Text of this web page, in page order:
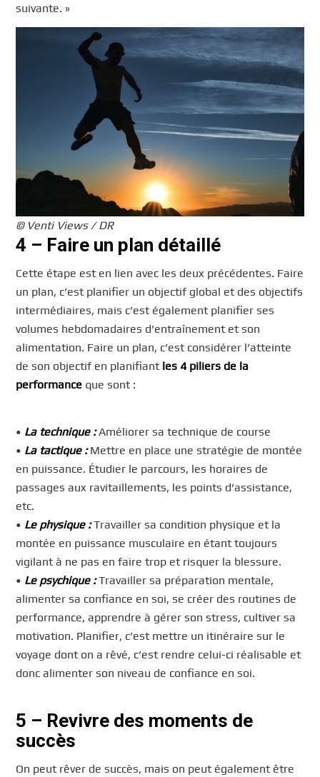
suivante. »
© Venti Views / DR
4 – Faire un plan détaillé
Cette étape est en lien avec les deux précédentes. Faire
un plan, c’est planifier un objectif global et des objectifs
intermédiaires, mais c’est également planifier ses
volumes hebdomadaires d’entraînement et son
alimentation. Faire un plan, c’est considérer l’atteinte
de son objectif en planifiant les 4 piliers de la
performance que sont :
• La technique :Améliorer sa technique de course
• La tactique :Mettre en place une stratégie de montée
en puissance. Étudier le parcours, les horaires de
passages aux ravitaillements, les points d’assistance,
etc.
• Le physique :Travailler sa condition physique et la
montée en puissance musculaire en étant toujours
vigilant à ne pas en faire trop et risquer la blessure.
• Le psychique :Travailler sa préparation mentale,
alimenter sa confiance en soi, se créer des routines de
performance, apprendre à gérer son stress, cultiver sa
motivation. Planifier, c’est mettre un itinéraire sur le
voyage dont on a rêvé, c’est rendre celui-ci réalisable et
donc alimenter son niveau de confiance en soi.
5 – Revivre des moments de
succès
On peut rêver de succès, mais on peut également être